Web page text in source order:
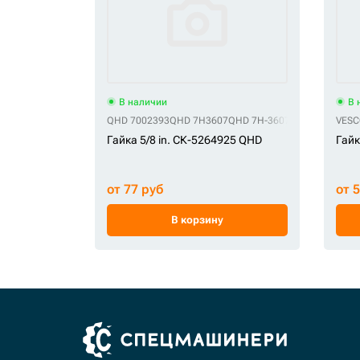
В наличии
QHD 7002393QHD 7H3607QHD 7H-3607 QHD 7H-3607
Гайка 5/8 in. СК-5264925 QHD
от 77 руб
В корзину
В
от